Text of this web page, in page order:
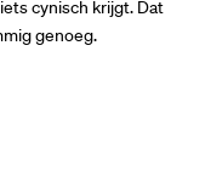
cynisch krijgt. Dat
genoeg.